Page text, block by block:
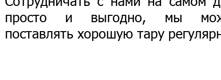
просто и выгодно, мы
поставлять хорошую тару